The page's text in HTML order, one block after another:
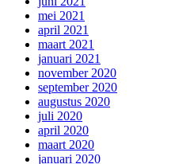
mei 2021
april 2021
maart 2021
januari 2021
november 2020
september 2020
augustus 2020
juli 2020
april 2020
maart 2020
januari 2020